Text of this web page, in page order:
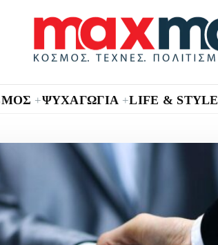
+ΨΥΧΑΓΩΓΙΑ +LIFE & STYLE